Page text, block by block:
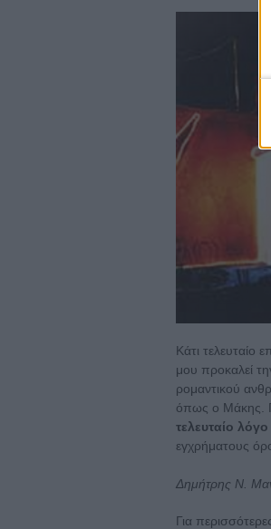
Κάτι τελευταίο
μου προκαλεί
ρομαντικού
όπως ο Μάκης.
τελευταίο
εγχρήματους
Δημήτρης Ν.
Για